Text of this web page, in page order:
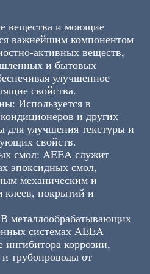
вещества и моющие
важнейшим компонентом
активных веществ,
и бытовых
улучшенное
свойства.
Используется в
и других
для улучшения текстуры и
свойств.
смол: AEEA служит
эпоксидных смол,
механическим и
клеев, покрытий и
металлообрабатывающих
системах AEEA
ингибитора коррозии,
трубопроводы от